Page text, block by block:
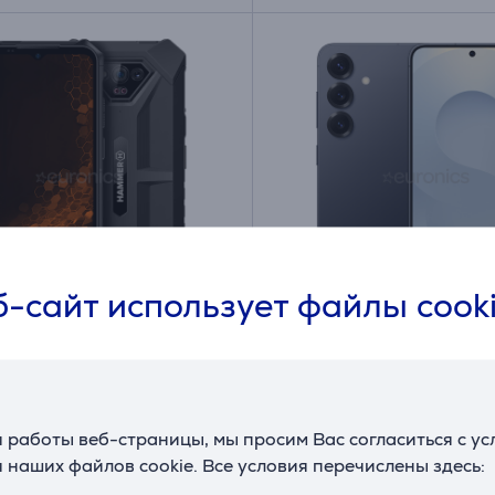
сайт использует файлы
веб-страницы, мы просим Вас согласиться с
наших файлов cookie. Все условия перечислены здесь:
Цена для друга: